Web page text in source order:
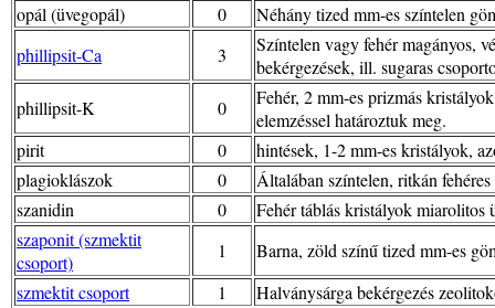
opál (üvegopál)
0
Néhány tized mm-es színtelen
phillipsit-Ca
3
Színtelen vagy fehér magányos,
bekérgezések, ill. sugaras
phillipsit-K
0
Fehér, 2 mm-es prizmás
elemzéssel határoztuk meg.
pirit
0
hintések, 1-2 mm-es kristályok,
plagioklászok
0
Általában színtelen, ritkán
szanidin
0
Fehér táblás kristályok miarolitos
szaponit (szmektit
csoport)
1
Barna, zöld színű tized mm-es
szmektit csoport
1
Halványsárga bekérgezés